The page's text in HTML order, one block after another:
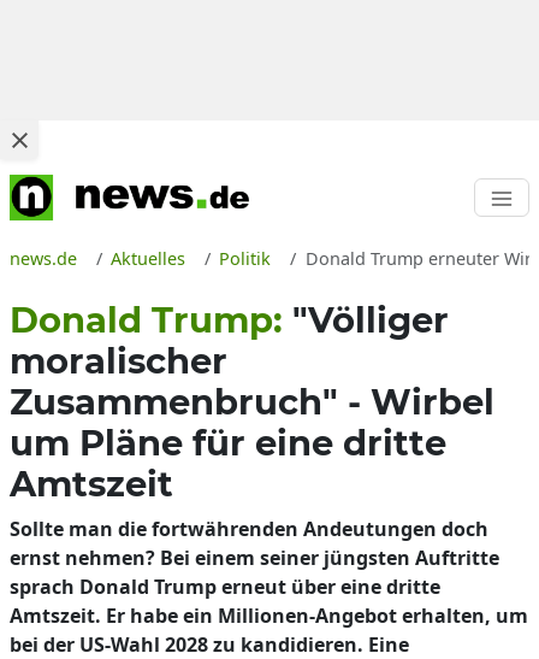
news.de Aktuelles Politik Donald Trump erneuter
Donald Trump: "Völliger
moralischer
Zusammenbruch" - Wirbel
um Pläne für eine dritte
Amtszeit
Sollte man die fortwährenden Andeutungen doch
ernst nehmen? Bei einem seiner jüngsten Auftritte
sprach Donald Trump erneut über eine dritte
Amtszeit. Er habe ein Millionen-Angebot erhalten, um
bei der US-Wahl 2028 zu kandidieren. Eine